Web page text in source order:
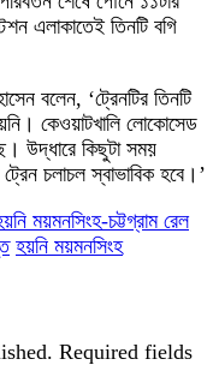
এলাকাতেই তিনটি বগি
বলেন, ‘ট্রেনটির তিনটি
কেওয়াটখালি লোকোসেড
উদ্ধারে কিছুটা সময়
চলাচল স্বাভাবিক হবে।’
ময়মনসিংহ-চট্টগ্রাম রেল
হয়নি ময়মনসিংহ
Required fields